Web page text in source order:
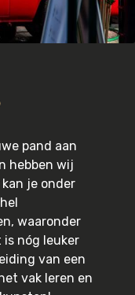
pand aan
hebben wij
je onder
waaronder
is nóg leuker
van een
vak leren en